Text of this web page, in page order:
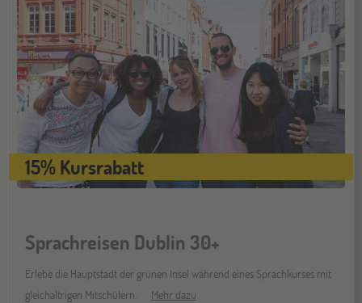
21
NOV
Münster
Jugendbildungsmesse JuBi
15% Kursrabatt
Sprachreisen Dublin 30+
Erlebe die Hauptstadt der grünen Insel während eines Sprachkurses mit
gleichaltrigen Mitschülern.
Mehr dazu